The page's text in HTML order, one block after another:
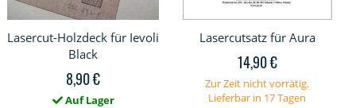
Lasercut-Holzdeck für Ievoli
Black
8,90 €
Auf Lager
Lasercutsatz für Aura
14,90 €
Zur Zeit nicht vorrätig.
Lieferbar in 17 Tagen